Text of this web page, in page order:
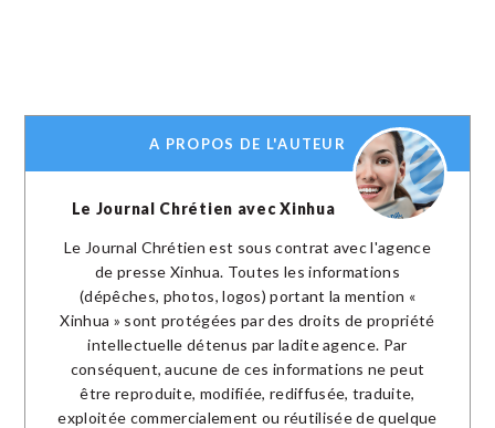
A PROPOS DE L'AUTEUR
Le Journal Chrétien avec Xinhua
Le Journal Chrétien est sous contrat avec l'agence
de presse Xinhua. Toutes les informations
(dépêches, photos, logos) portant la mention «
Xinhua » sont protégées par des droits de propriété
intellectuelle détenus par ladite agence. Par
conséquent, aucune de ces informations ne peut
être reproduite, modifiée, rediffusée, traduite,
exploitée commercialement ou réutilisée de quelque